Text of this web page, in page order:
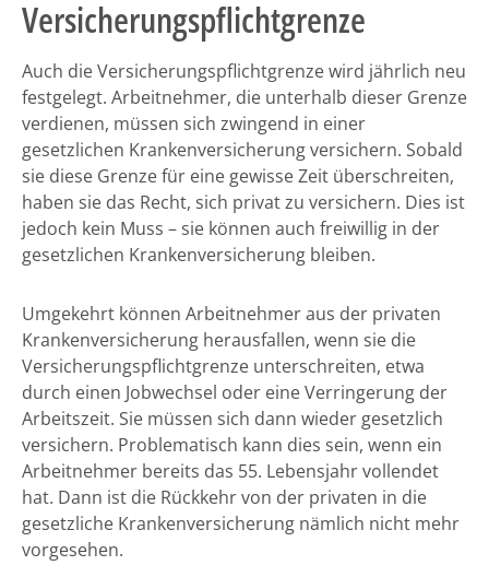
Versicherungspflichtgrenze
Auch die Versicherungspflichtgrenze wird jährlich neu
festgelegt. Arbeitnehmer, die unterhalb dieser Grenze
verdienen, müssen sich zwingend in einer
gesetzlichen Krankenversicherung versichern. Sobald
sie diese Grenze für eine gewisse Zeit überschreiten,
haben sie das Recht, sich privat zu versichern. Dies ist
jedoch kein Muss – sie können auch freiwillig in der
gesetzlichen Krankenversicherung bleiben.
Umgekehrt können Arbeitnehmer aus der privaten
Krankenversicherung herausfallen, wenn sie die
Versicherungspflichtgrenze unterschreiten, etwa
durch einen Jobwechsel oder eine Verringerung der
Arbeitszeit. Sie müssen sich dann wieder gesetzlich
versichern. Problematisch kann dies sein, wenn ein
Arbeitnehmer bereits das 55. Lebensjahr vollendet
hat. Dann ist die Rückkehr von der privaten in die
gesetzliche Krankenversicherung nämlich nicht mehr
vorgesehen.